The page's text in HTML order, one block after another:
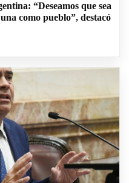
“Deseamos que sea
como pueblo”, destacó